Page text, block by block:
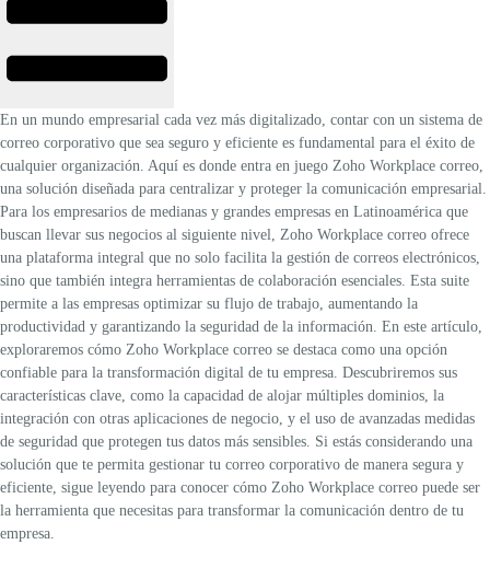
En un mundo empresarial cada vez más digitalizado, contar con un sistema de
correo corporativo que sea seguro y eficiente es fundamental para el éxito de
cualquier organización. Aquí es donde entra en juego Zoho Workplace correo
una solución diseñada para centralizar y proteger la comunicación empresarial.
Para los empresarios de medianas y grandes empresas en Latinoamérica que
buscan llevar sus negocios al siguiente nivel, Zoho Workplace correo ofrece
una plataforma integral que no solo facilita la gestión de correos electrónicos,
sino que también integra herramientas de colaboración esenciales. Esta suite
permite a las empresas optimizar su flujo de trabajo, aumentando la
productividad y garantizando la seguridad de la información. En este artículo,
exploraremos cómo Zoho Workplace correo se destaca como una opción
confiable para la transformación digital de tu empresa. Descubriremos sus
características clave, como la capacidad de alojar múltiples dominios, la
integración con otras aplicaciones de negocio, y el uso de avanzadas medidas
de seguridad que protegen tus datos más sensibles. Si estás considerando una
solución que te permita gestionar tu correo corporativo de manera segura y
eficiente, sigue leyendo para conocer cómo Zoho Workplace correo puede ser
la herramienta que necesitas para transformar la comunicación dentro de tu
empresa.